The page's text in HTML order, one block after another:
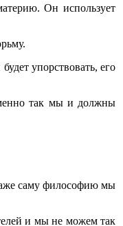
Он использует
упорствовать, его
так мы и должны
саму философию мы
и мы не можем так